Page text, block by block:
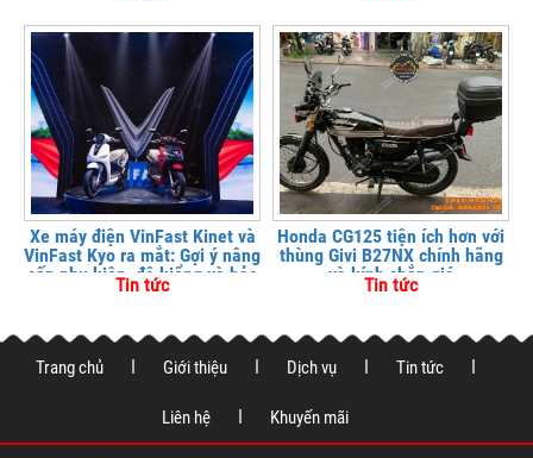
Xe máy điện VinFast Kinet và
VinFast Kyo ra mắt: Gợi ý nâng
cấp phụ kiện, độ kiểng và bảo
vệ xe tại
Tin tức
Honda CG125 tiện ích hơn với
thùng Givi B27NX chính hãng
và kính chắn gió
Tin tức
Trang chủ Giới thiệu Dịch vụ Tin tức
Liên hệ Khuyến mãi